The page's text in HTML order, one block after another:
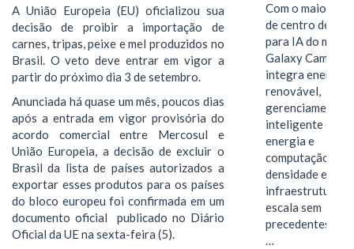
A União Europeia (EU) oficializou sua
decisão de proibir a importação de
carnes, tripas, peixe e mel produzidos no
Brasil. O veto deve entrar em vigor a
partir do próximo dia 3 de setembro.
Anunciada há quase um mês, poucos dias
após a entrada em vigor provisória do
acordo comercial entre Mercosul e
União Europeia, a decisão de excluir o
Brasil da lista de países autorizados a
exportar esses produtos para os países
do bloco europeu foi confirmada em um
documento oficial publicado no Diário
Oficial da UE na sexta-feira (5).
Com o maior
de centro de
para IA do
Galaxy Campus
integra energia
renovável,
gerenciamento
inteligente de
energia e
computação de
densidade em
infraestrutura
escala sem
…